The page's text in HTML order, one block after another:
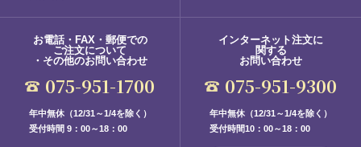
お電話・FAX・郵便での
ご注文について
・その他のお問い合わせ
075-951-1700
年中無休（12/31～1/4を除く）
受付時間 9：00～18：00
インターネット注文に
関する
お問い合わせ
075-951-9300
年中無休（12/31～1/4を除く）
受付時間10：00～18：00